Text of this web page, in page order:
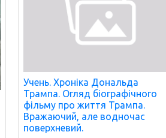
Учень. Хроніка Дональда
Трампа. Огляд біографічного
фільму про життя Трампа.
Вражаючий, але водночас
поверхневий.